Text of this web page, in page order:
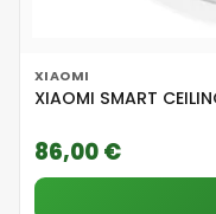
XIAOMI
XIAOMI SMART
86,00 €